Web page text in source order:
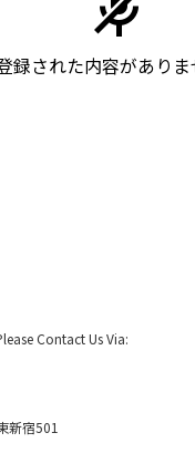
録された内容がありま
Contact Us Via:
新宿501